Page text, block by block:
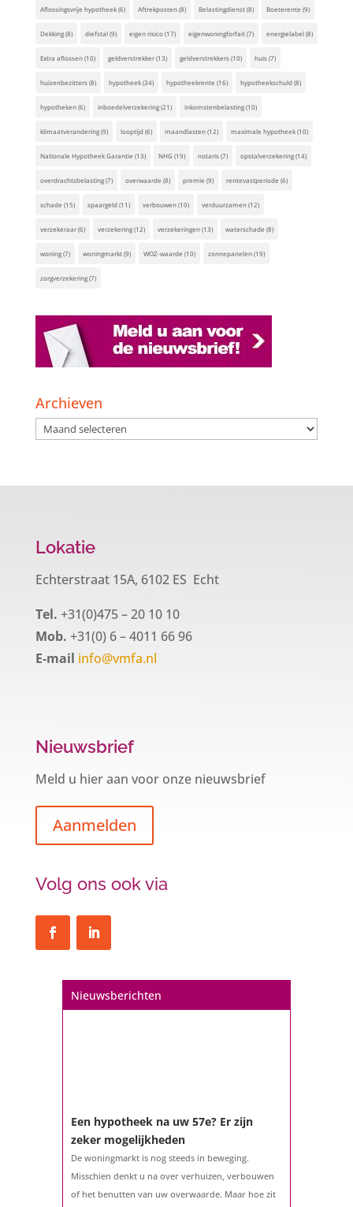
Aflossingsvrije hypotheek(6) Aftrekposten(8) Belastingdienst(8) Boeterente (9)
Dekking(8) diefstal(9) eigen risico(17) eigenwoningforfait(7) energielabel(8)
Extra aflossen(10) geldverstrekker(13) geldverstrekkers(10) huis(7)
huizenbezitters(8) hypotheek(34) hypotheekrente (16) hypotheekschuld(8)
hypotheken(6) inboedelverzekering(21) inkomstenbelasting(10)
klimaatverandering(9) looptijd(6) maandlasten(12) maximale hypotheek(10)
Nationale Hypotheek Garantie (13) NHG(19) notaris(7) opstalverzekering(14)
overdrachtsbelasting(7) overwaarde (8) premie (9) rentevastperiode (6)
schade (15) spaargeld(11) verbouwen(10) verduurzamen(12)
verzekeraar(6) verzekering(12) verzekeringen(13) waterschade (8)
woning(7) woningmarkt(9) WOZ-waarde (10) zonnepanelen(19)
zorgverzekering(7)
Archieven
Archieven
Lokatie
Echterstraat 15A, 6102 ES Echt
Tel. +31(0)475 – 20 10 10
Mob. +31(0) 6 – 4011 66 96
E-mail info@vmfa.nl
Nieuwsbrief
Meld u hier aan voor onze nieuwsbrief
Aanmelden
Volg ons ook via
Nieuwsberichten
Een hypotheek na uw 57e? Er zijn
zeker mogelijkheden
De woningmarkt is nog steeds in beweging.
Misschien denkt u na over verhuizen, verbouwen
of het benutten van uw overwaarde. Maar hoe zit